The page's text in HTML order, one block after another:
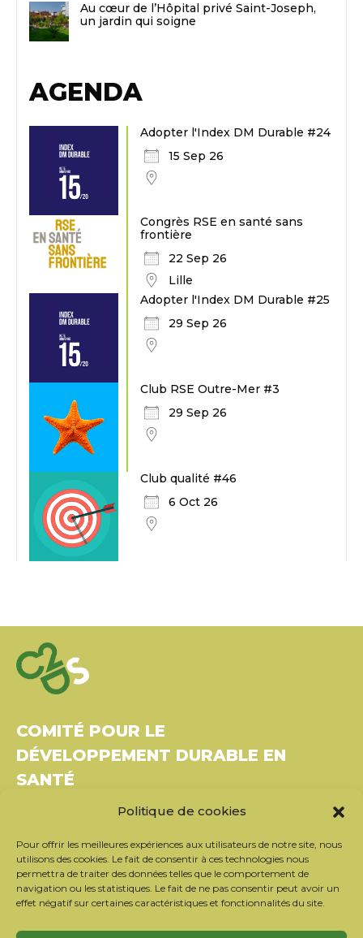
Politique de cookies
Pour offrir les meilleures expériences aux utilisateurs de notre site, nous
utilisons des cookies. Le fait de consentir à ces technologies nous
permettra de traiter des données telles que le comportement de
navigation ou les statistiques. Le fait de ne pas consentir peut avoir un
effet négatif sur certaines caractéristiques et fonctionnalités du site.
Au cœur de l’Hôpital privé Saint-Joseph,
un jardin qui soigne
AGENDA
Adopter l'Index DM Durable #24
15 Sep 26
Congrès RSE en santé sans
frontière
22 Sep 26
Lille
Adopter l'Index DM Durable #25
29 Sep 26
Club RSE Outre-Mer #3
29 Sep 26
Club qualité #46
6 Oct 26
COMITÉ POUR LE
DÉVELOPPEMENT DURABLE EN
SANTÉ
Bâtiment Le Rubixco, 1 rue Bernard Maris
Tél. : 06 26 49 36 81 – contact@c2ds.eu
TwitterLinkedIn
Youtube